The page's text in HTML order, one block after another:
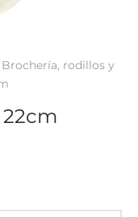
Brochería, rodillos y